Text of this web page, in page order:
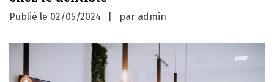
Publié le 02/05/2024 par admin